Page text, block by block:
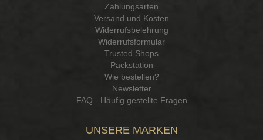
Zahlungsarten
Versand und Kosten
Widerrufsbelehrung
Widerrufsformular
Trusted Shops
Packstation
Wie bestellen?
Newsletter
FAQ - Häufig gestellte Fragen
UNSERE MARKEN